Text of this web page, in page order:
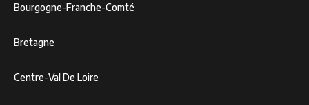
Bourgogne-Franche-Comté
Bretagne
Centre-Val De Loire